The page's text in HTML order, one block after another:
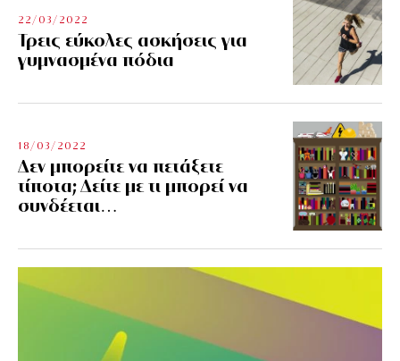
22/03/2022
Τρεις εύκολες ασκήσεις για
γυμνασμένα πόδια
18/03/2022
Δεν μπορείτε να πετάξετε
τίποτα; Δείτε με τι μπορεί να
συνδέεται…